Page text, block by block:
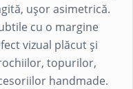
ușor asimetrică.
cu o margine
vizual plăcut și
topurilor,
handmade.